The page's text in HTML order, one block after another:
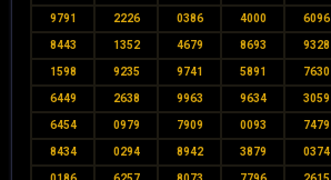
9791 2226 0386 4000 6096
8443 1352 4679 8693 9328
1598 9235 9741 5891 7630
6449 2638 9963 9634 3059
6454 0979 7909 0093 7479
8434 0294 8942 3879 0374